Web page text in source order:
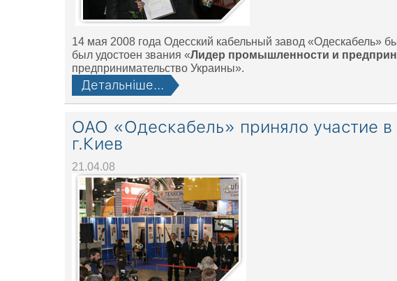
14 мая 2008 года Одесский кабельный завод «Одескабель»
был удостоен звания «Лидер промышленности и
предпринимательство Украины».
Детальніше...
ОАО «Одескабель» приняло участие
г.Киев
21.04.08